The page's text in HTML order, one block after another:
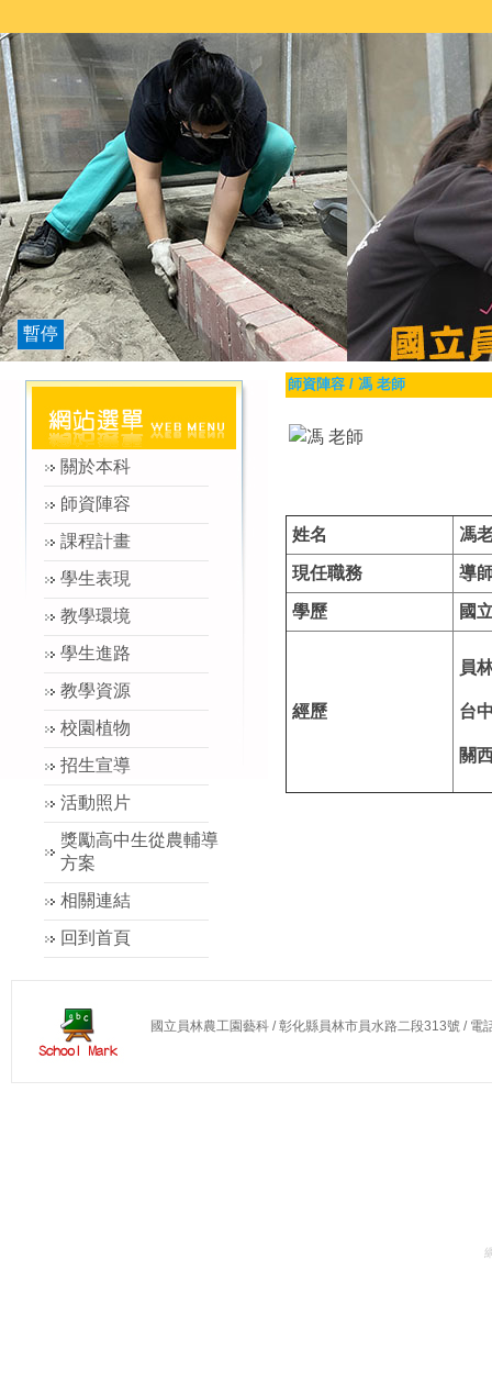
暫停
關於本科
師資陣容
課程計畫
學生表現
教學環境
學生進路
教學資源
校園植物
招生宣導
活動照片
獎勵高中生從農輔導
方案
相關連結
回到首頁
師資陣容 / 馮 老師
姓名 馮
現任職務 導
學歷 國
經歷
員
台
關
國立員林農工園藝科 / 彰化縣員林市員水路二段313號 /